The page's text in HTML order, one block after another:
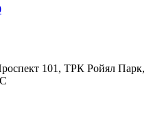
101, ТРК Ройял Парк,